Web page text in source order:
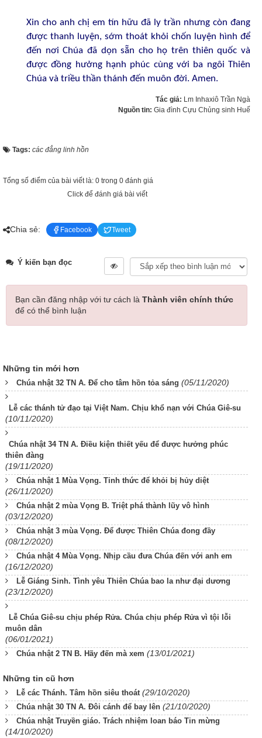
Xin cho anh chị em tín hữu đã ly trần nhưng còn đang
được thanh luyện, sớm thoát khỏi chốn luyện hình để
đến nơi Chúa đã dọn sẵn cho họ trên thiên quốc và
được đồng hưởng hạnh phúc cùng với ba ngôi Thiên
Chúa và triều thần thánh đến muôn đời. Amen.
Tác giả: Lm Inhaxiô Trần Ngà
Nguồn tin: Gia đình Cựu Chủng sinh Huế
Tags: các đẳng linh hồn
Tổng số điểm của bài viết là: 0 trong 0 đánh giá
Click để đánh giá bài viết
Chia sẻ: Facebook Tweet
Ý kiến bạn đọc
Bạn cần đăng nhập với tư cách là Thành viên chính thức
để có thể bình luận
Những tin mới hơn
Chúa nhật 32 TN A. Để cho tâm hồn tỏa sáng (05/11/2020)
Lễ các thánh tử đạo tại Việt Nam. Chịu khổ nạn với Chúa Giê-su
(10/11/2020)
Chúa nhật 34 TN A. Điều kiện thiết yếu để được hưởng phúc
thiên đàng
(19/11/2020)
Chúa nhật 1 Mùa Vọng. Tỉnh thức để khỏi bị hủy diệt
(26/11/2020)
Chúa nhật 2 mùa Vọng B. Triệt phá thành lũy vô hình
(03/12/2020)
Chúa nhật 3 mùa Vọng. Để được Thiên Chúa đong đầy
(08/12/2020)
Chúa nhật 4 Mùa Vọng. Nhịp cầu đưa Chúa đến với anh em
(16/12/2020)
Lễ Giáng Sinh. Tình yêu Thiên Chúa bao la như đại dương
(23/12/2020)
Lễ Chúa Giê-su chịu phép Rửa. Chúa chịu phép Rửa vì tội lỗi
muôn dân
(06/01/2021)
Chúa nhật 2 TN B. Hãy đến mà xem (13/01/2021)
Những tin cũ hơn
Lễ các Thánh. Tâm hồn siêu thoát (29/10/2020)
Chúa nhật 30 TN A. Đôi cánh để bay lên (21/10/2020)
Chúa nhật Truyền giáo. Trách nhiệm loan báo Tin mừng
(14/10/2020)